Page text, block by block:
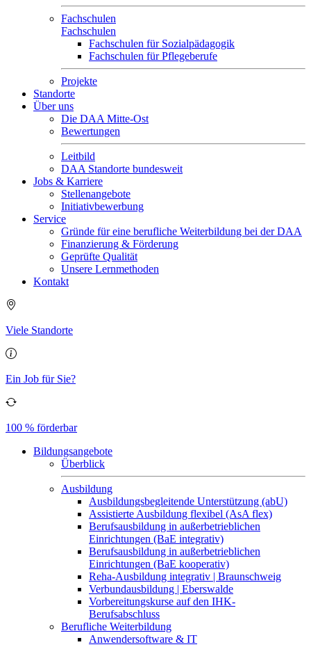
Fachschulen
Fachschulen
Fachschulen für Sozialpädagogik
Fachschulen für Pflegeberufe
Projekte
Standorte
Über uns
Die DAA Mitte-Ost
Bewertungen
Leitbild
DAA Standorte bundesweit
Jobs & Karriere
Stellenangebote
Initiativbewerbung
Service
Gründe für eine berufliche Weiterbildung bei der DAA
Finanzierung & Förderung
Geprüfte Qualität
Unsere Lernmethoden
Kontakt
Viele Standorte
Ein Job für Sie?
100 % förderbar
Bildungsangebote
Überblick
Ausbildung
Ausbildungsbegleitende Unterstützung (abU)
Assistierte Ausbildung flexibel (AsA flex)
Berufsausbildung in außerbetrieblichen
Einrichtungen (BaE integrativ)
Berufsausbildung in außerbetrieblichen
Einrichtungen (BaE kooperativ)
Reha-Ausbildung integrativ | Braunschweig
Verbundausbildung | Eberswalde
Vorbereitungskurse auf den IHK-
Berufsabschluss
Berufliche Weiterbildung
Anwendersoftware & IT